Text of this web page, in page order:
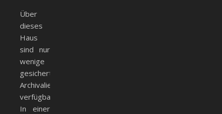
Über
dieses
Haus
sind nur
wenige
gesicherte
Archivalien
verfügbar.
In einer